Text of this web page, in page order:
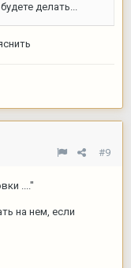
делать...
#9
...."
на нем, если